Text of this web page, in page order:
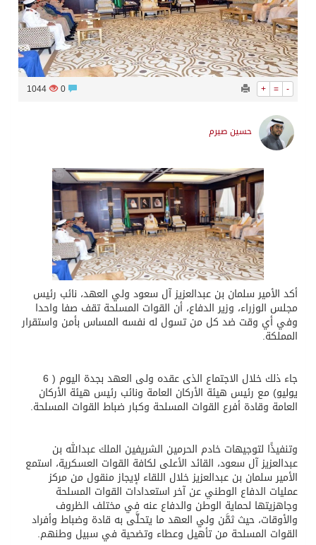
مركز “استدامة” بجازان يستعرض نظم وتقنيات الري الزراعية
أمير منطقة جازان يكرّم ثلاثة مواطنين لتبرعهم بأجزاء من أعضائهم
+ = -
1044
حسين صيرم
أكد الأمير سلمان بن عبدالعزيز آل سعود ولي العهد، نائب رئيس
مجلس الوزراء، وزير الدفاع، أن القوات المسلحة تقف صفا واحدا
وفي أي وقت ضد كل من تسول له نفسه المساس بأمن واستقرار
المملكة.
جاء ذلك خلال الاجتماع الذى عقده ولى العهد بجدة اليوم ( 6
يوليو) مع رئيس هيئة الأركان العامة ونائب رئيس هيئة الأركان
العامة وقادة أفرع القوات المسلحة وكبار ضباط القوات المسلحة.
وتنفيذًا لتوجيهات خادم الحرمين الشريفين الملك عبدالله بن
عبدالعزيز آل سعود، القائد الأعلى لكافة القوات العسكرية، استمع
الأمير سلمان بن عبدالعزيز خلال اللقاء لإيجاز منقول من مركز
عمليات الدفاع الوطني عن آخر استعدادات القوات المسلحة
وجاهزيتها لحماية الوطن والدفاع عنه في مختلف الظروف
والأوقات، حيث ثمَّن ولي العهد ما يتحلَّى به قادة وضباط وأفراد
القوات المسلحة من تأهيل وعطاء وتضحية في سبيل وطنهم.